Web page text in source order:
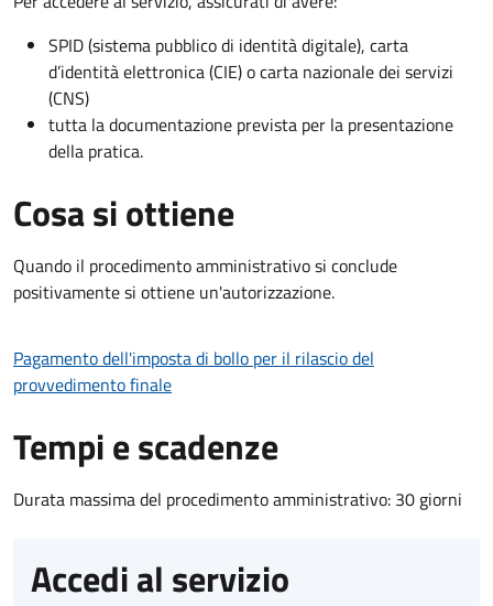
SPID (sistema pubblico di identità digitale), carta
d’identità elettronica (CIE) o carta nazionale dei servizi
(CNS)
tutta la documentazione prevista per la presentazione
della pratica.
Cosa si ottiene
Quando il procedimento amministrativo si conclude
positivamente si ottiene un'autorizzazione.
Pagamento dell'imposta di bollo per il rilascio del
provvedimento finale
Tempi e scadenze
Durata massima del procedimento amministrativo: 30 giorni
Accedi al servizio